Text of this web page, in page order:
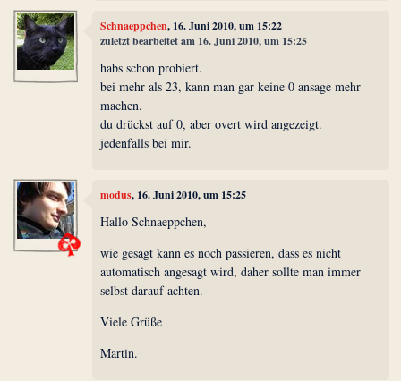
Schnaeppchen, 16. Juni 2010, um 15:22
zuletzt bearbeitet am 16. Juni 2010, um 15:25
habs schon probiert.
bei mehr als 23, kann man gar keine 0 ansage mehr
machen.
du drückst auf 0, aber overt wird angezeigt.
jedenfalls bei mir.
modus, 16. Juni 2010, um 15:25
Hallo Schnaeppchen,
wie gesagt kann es noch passieren, dass es nicht
automatisch angesagt wird, daher sollte man immer
selbst darauf achten.
Viele Grüße
Martin.